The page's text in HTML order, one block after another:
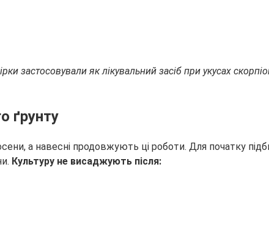
застосовували як лікувальний засіб при укусах
ґрунту
а навесні продовжують ці роботи. Для початку
Культуру не висаджують після: